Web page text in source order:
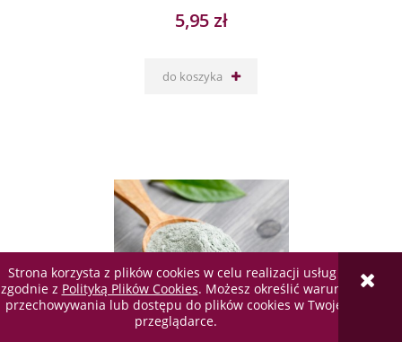
Strona korzysta z plików cookies w celu realizacji usług i
zgodnie z Polityką Plików Cookies. Możesz określić warunki
przechowywania lub dostępu do plików cookies w Twojej
przeglądarce.
5,95 zł
do koszyka